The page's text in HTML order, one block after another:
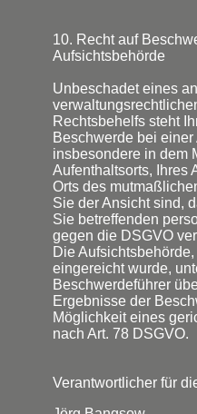
10. Recht auf
Aufsichtsbehörde
Unbeschadet eines
Rechtsbehelfs steht
Beschwerde bei
insbesondere in dem
Aufenthaltsorts, Ihres
Orts des
Sie der Ansicht sind,
Sie betreffenden
gegen die DSGVO
Die
eingereicht wurde,
Beschwerdeführer
Ergebnisse der
Möglichkeit eines
nach Art. 78 DSGVO.
Verantwortlicher für